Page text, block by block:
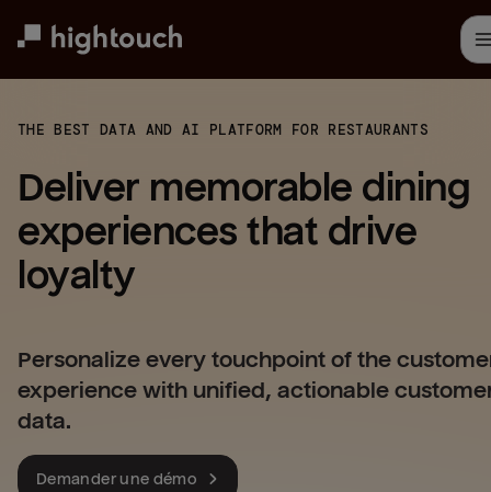
THE BEST DATA AND AI PLATFORM FOR RESTAURANTS
Deliver memorable dining
experiences that drive
loyalty
Personalize every touchpoint of the
experience with unified, actionable
data.
Demander une démo